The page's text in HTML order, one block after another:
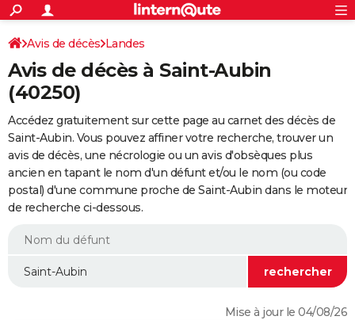
ACTUALITÉS
Politique
Société
Faits Divers
Education
Monde
Villes
+
SPORT
Coupe du monde 2026
Football
Tennis
Cyclisme
Rugby
Forum
FINANCE
Retraite
Impôts
Epargne
Immobilier
Risques naturels par ville
Banque
Assurance
Crédit
Essais
Réserver un essai
Citadines
Berlines
SUV
Forum auto
+
HIGH-TECH
Mobiles
Meilleur smartphone
Internet
Ordinateurs
Jeux vidéo
Guide high-tech
+
BRICOLAGE
Forum
Aménagement intérieur
Extérieur
Cuisine
Salle de bains
Jardinage
Rangement
WEEK-END
Guides de France
Escapades
Patrimoine
Expositions
Musées
Week-end nature
LIFESTYLE
Avis de décès Landes
Avis de décès à Saint-Aubin
(40250)
Accédez gratuitement sur cette page au carnet des décès de
Saint-Aubin. Vous pouvez affiner votre recherche, trouver un
avis de décès, une nécrologie ou un avis d'obsèques plus
ancien en tapant le nom d'un défunt et/ou le nom (ou code
postal) d'une commune proche de Saint-Aubin dans le moteur
de recherche ci-dessous.
Mise à jour le 04/08/26